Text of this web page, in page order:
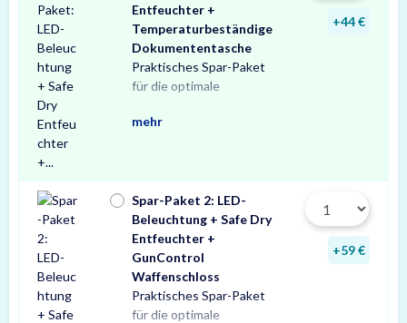
Entfeuchter +
Temperaturbeständige
Dokumententasche
Praktisches Spar-Paket
für die optimale
Ausstattung Ihres
Tresors. Das Spar-Paket
besteht aus einer X-Light
LED-Tresorbeleuchtung
mit Bewegungssensor,
einem Safe Dry
Entfeuchter für Schränke
und Tresore sowie einer
temperaturbeständigen
Dokumententasche.
Profitieren Sie von dem
unschlagbaren
mehr
+44 €
Spar-Paket 2: LED-
Beleuchtung + Safe Dry
Entfeuchter +
GunControl
Waffenschloss
Praktisches Spar-Paket
für die optimale
Ausstattung Ihres
Waffenschranks. Das
Spar-Paket besteht aus
einer X-Light LED-
Tresorbeleuchtung mit
Bewegungssensor, einem
Safe Dry Entfeuchter für
Schränke und Tresore
sowie einem GunControl
Waffenschloss.
Profitieren Sie von dem
unschlagbaren
+59 €